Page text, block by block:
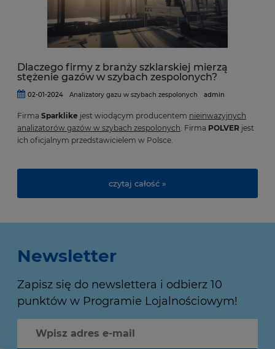
Dlaczego firmy z branży szklarskiej mierzą
stężenie gazów w szybach zespolonych?
02-01-2024 Analizatory gazu w szybach zespolonych admin
Firma Sparklike jest wiodącym producentem nieinwazyjnych
analizatorów gazów w szybach zespolonych. Firma POLVER jest
ich oficjalnym przedstawicielem w Polsce.
czytaj całość »
Newsletter
Zapisz się do newslettera i odbierz 10
punktów w Programie Lojalnościowym!